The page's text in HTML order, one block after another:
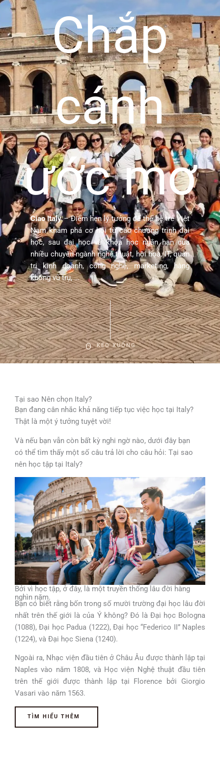
Chắp
cánh
ước mơ
Ciao Italy– Điểm hẹn lý tưởng để thế hệ trẻ Việt
Nam khám phá cơ hội từ các chương trình đại
học, sau đại học và khóa học ngắn hạn của
nhiều chuyên ngành nghệ thuật, hội họa, IT, quản
trị kinh doanh, công nghệ, marketing, hàng
không vũ trụ, …
KÉO XUỐNG
Tại sao Nên chọn Italy?
Bạn đang cân nhắc khả năng tiếp tục việc học tại Italy?
Thật là một ý tưởng tuyệt vời!
Và nếu bạn vẫn còn bất kỳ nghi ngờ nào, dưới đây bạn
có thể tìm thấy một số câu trả lời cho câu hỏi: Tại sao
nên học tập tại Italy?
Bởi vì học tập, ở đây, là một truyền thống lâu đời hàng
nghìn năm.
Bạn có biết rằng bốn trong số mười trường đại học lâu đời
nhất trên thế giới là của Ý không? Đó là Đại học Bologna
(1088), Đại học Padua (1222), Đại học “Federico II” Naples
(1224), và Đại học Siena (1240).
Ngoài ra, Nhạc viện đầu tiên ở Châu Âu được thành lập tại
Naples vào năm 1808, và Học viện Nghệ thuật đầu tiên
trên thế giới được thành lập tại Florence bởi Giorgio
Vasari vào năm 1563.
TÌM HIỂU THÊM